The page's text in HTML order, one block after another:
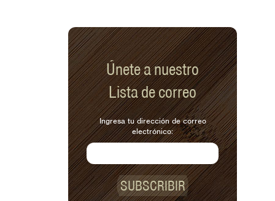
Únete a nuestro
Lista de correo
Ingresa tu dirección de correo
electrónico:
SUBSCRIBIR